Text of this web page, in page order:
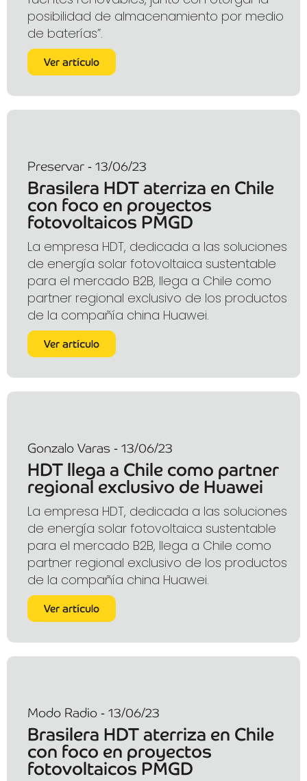
posibilidad de almacenamiento por medio
de baterías”.
Ver artículo
Preservar - 13/06/23
Brasilera HDT aterriza en Chile
con foco en proyectos
fotovoltaicos PMGD
La empresa HDT, dedicada a las soluciones
de energía solar fotovoltaica sustentable
para el mercado B2B, llega a Chile como
partner regional exclusivo de los productos
de la compañía china Huawei.
Ver artículo
Gonzalo Varas - 13/06/23
HDT llega a Chile como partner
regional exclusivo de Huawei
La empresa HDT, dedicada a las soluciones
de energía solar fotovoltaica sustentable
para el mercado B2B, llega a Chile como
partner regional exclusivo de los productos
de la compañía china Huawei.
Ver artículo
Modo Radio - 13/06/23
Brasilera HDT aterriza en Chile
con foco en proyectos
fotovoltaicos PMGD